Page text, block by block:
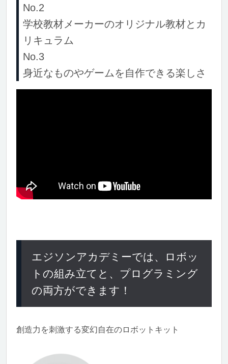
No.2
学校教材メーカーのオリジナル教材とカ
リキュラム
No.3
身近なものやゲームを自作できる楽しさ
エジソンアカデミーでは、ロボッ
トの組み立てと、プログラミング
の両方ができます！
創造力を刺激する変幻自在のロボットキット